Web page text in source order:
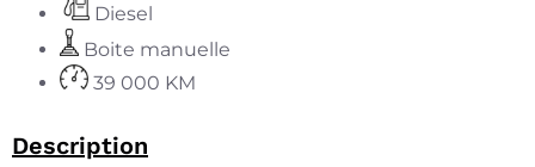
Diesel
Boite manuelle
39 000 KM
Description